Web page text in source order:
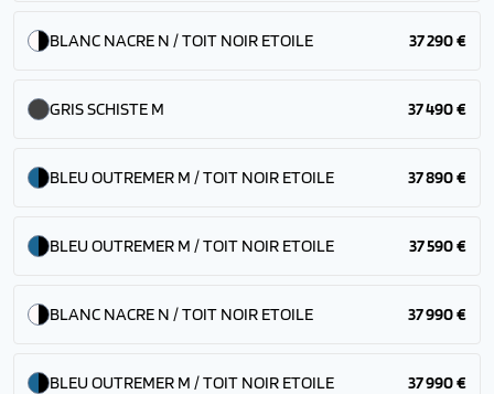
BLANC NACRE N / TOIT NOIR ETOILE 37 290 €
GRIS SCHISTE M 37 490 €
BLEU OUTREMER M / TOIT NOIR ETOILE 37 890 €
BLEU OUTREMER M / TOIT NOIR ETOILE 37 590 €
BLANC NACRE N / TOIT NOIR ETOILE 37 990 €
BLEU OUTREMER M / TOIT NOIR ETOILE 37 990 €